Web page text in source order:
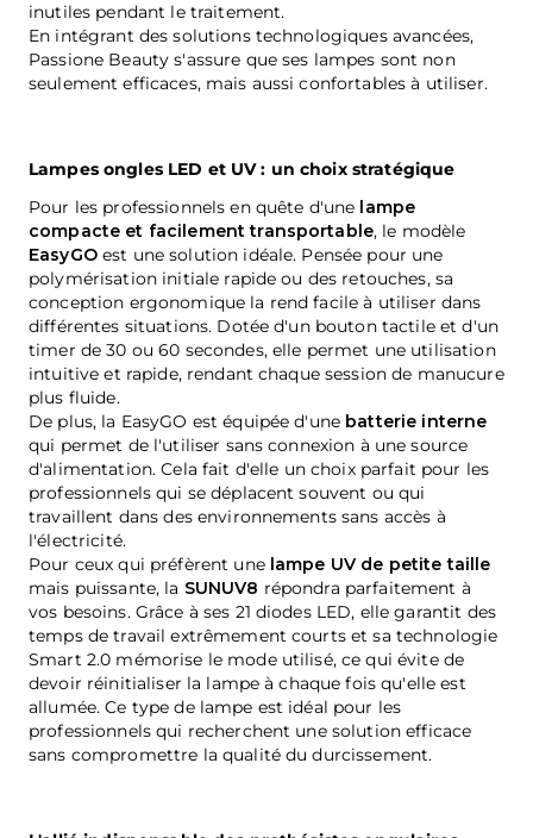
inutiles pendant le traitement.
En intégrant des solutions technologiques avancées,
Passione Beauty s'assure que ses lampes sont non
seulement efficaces, mais aussi confortables à utiliser.
Lampes ongles LED et UV : un choix stratégique
Pour les professionnels en quête d'une lampe
compacte et facilement transportable, le modèle
EasyGO est une solution idéale. Pensée pour une
polymérisation initiale rapide ou des retouches, sa
conception ergonomique la rend facile à utiliser dans
différentes situations. Dotée d'un bouton tactile et d'un
timer de 30 ou 60 secondes, elle permet une utilisation
intuitive et rapide, rendant chaque session de manucure
plus fluide.
De plus, la EasyGO est équipée d'une batterie interne
qui permet de l'utiliser sans connexion à une source
d'alimentation. Cela fait d'elle un choix parfait pour les
professionnels qui se déplacent souvent ou qui
travaillent dans des environnements sans accès à
l'électricité.
Pour ceux qui préfèrent une lampe UV de petite taille
mais puissante, la SUNUV8 répondra parfaitement à
vos besoins. Grâce à ses 21 diodes LED, elle garantit des
temps de travail extrêmement courts et sa technologie
Smart 2.0 mémorise le mode utilisé, ce qui évite de
devoir réinitialiser la lampe à chaque fois qu'elle est
allumée. Ce type de lampe est idéal pour les
professionnels qui recherchent une solution efficace
sans compromettre la qualité du durcissement.